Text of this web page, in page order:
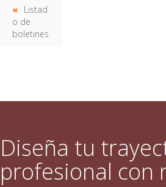
Listad
o de
boletines
Diseña tu
profesional con